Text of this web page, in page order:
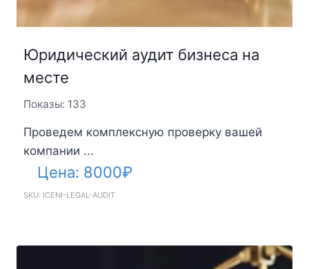
Юридический аудит бизнеса на
месте
Показы: 133
Проведем комплексную проверку вашей
компании ...
Цена: 8000₽
SKU: ICENI-LEGAL-AUDIT